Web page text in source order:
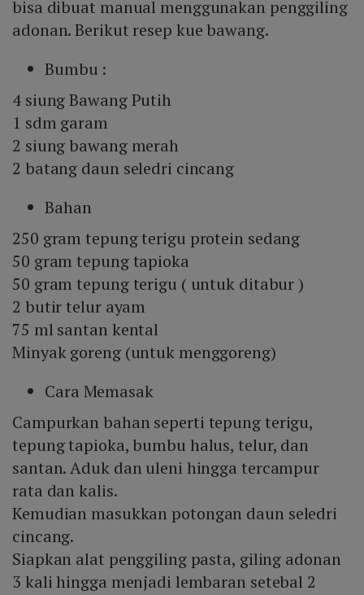
bisa dibuat manual menggunakan penggiling
adonan. Berikut resep kue bawang.
Bumbu :
4 siung Bawang Putih
1 sdm garam
2 siung bawang merah
2 batang daun seledri cincang
Bahan
250 gram tepung terigu protein sedang
50 gram tepung tapioka
50 gram tepung terigu ( untuk ditabur )
2 butir telur ayam
75 ml santan kental
Minyak goreng (untuk menggoreng)
Cara Memasak
Campurkan bahan seperti tepung terigu,
tepung tapioka, bumbu halus, telur, dan
santan. Aduk dan uleni hingga tercampur
rata dan kalis.
Kemudian masukkan potongan daun seledri
cincang.
Siapkan alat penggiling pasta, giling adonan
3 kali hingga menjadi lembaran setebal 2